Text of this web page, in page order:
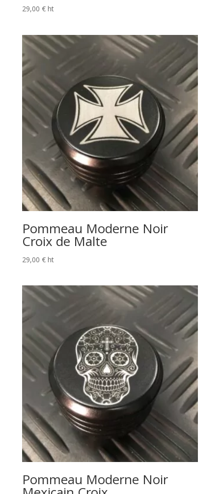
29,00 € ht
Pommeau Moderne Noir
Croix de Malte
29,00 € ht
Pommeau Moderne Noir